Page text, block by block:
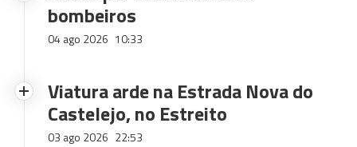
bombeiros
04 ago 2026 10:33
Viatura arde na Estrada Nova do
Castelejo, no Estreito
03 ago 2026 22:53